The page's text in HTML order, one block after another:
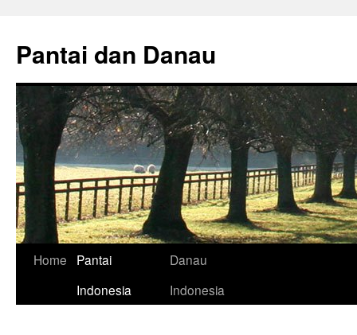
content
Pantai dan Danau
Home
Pantai
Indonesia
Danau
Indonesia